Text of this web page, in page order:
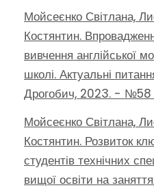
Мойсеєнко Світлана,
Костянтин.
вивчення англійської
школі. Актуальні
Дрогобич, 2023. -
Мойсеєнко Світлана,
Костянтин. Розвиток
студентів технічних
вищої освіти на